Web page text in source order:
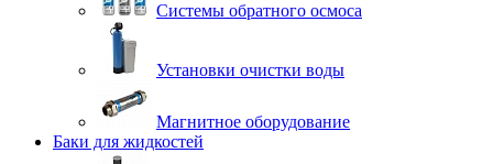
Системы обратного осмоса
Установки очистки воды
Магнитное оборудование
Баки для жидкостей